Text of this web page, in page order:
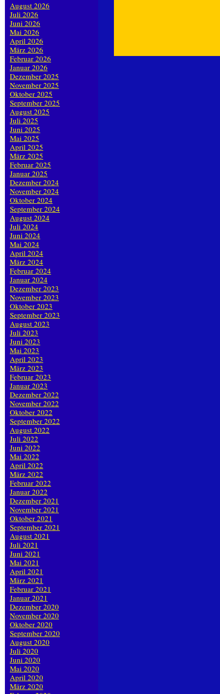
August 2026
Juli 2026
Juni 2026
Mai 2026
April 2026
März 2026
Februar 2026
Januar 2026
Dezember 2025
November 2025
Oktober 2025
September 2025
August 2025
Juli 2025
Juni 2025
Mai 2025
April 2025
März 2025
Februar 2025
Januar 2025
Dezember 2024
November 2024
Oktober 2024
September 2024
August 2024
Juli 2024
Juni 2024
Mai 2024
April 2024
März 2024
Februar 2024
Januar 2024
Dezember 2023
November 2023
Oktober 2023
September 2023
August 2023
Juli 2023
Juni 2023
Mai 2023
April 2023
März 2023
Februar 2023
Januar 2023
Dezember 2022
November 2022
Oktober 2022
September 2022
August 2022
Juli 2022
Juni 2022
Mai 2022
April 2022
März 2022
Februar 2022
Januar 2022
Dezember 2021
November 2021
Oktober 2021
September 2021
August 2021
Juli 2021
Juni 2021
Mai 2021
April 2021
März 2021
Februar 2021
Januar 2021
Dezember 2020
November 2020
Oktober 2020
September 2020
August 2020
Juli 2020
Juni 2020
Mai 2020
April 2020
März 2020